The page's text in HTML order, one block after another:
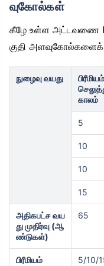
வுகோல்கள்
கீழே உள்ள அட்டவணை
குதி அளவுகோல்களைக்
நுழைவு வயது
பிரீமியம்
காலம்
5
10
10
15
அதிகபட்ச வய
து முதிர்வு (ஆ
ண்டுகள்)
65
பிரீமியம்
5/10/